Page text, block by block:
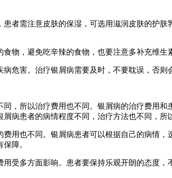
者需注意皮肤的保湿，可选用滋润皮肤的护肤
物，避免吃辛辣的食物，也要注意多补充维生
危害。治疗银屑病需要及时，不要耽误，否则
，所以治疗费用也不同。银屑病的治疗费用
病患者的病情程度不同，治疗方法也不同，所
用也不同。银屑病患者可以根据自己的病情，
障。
受多方面影响。患者要保持乐观开朗的态度，